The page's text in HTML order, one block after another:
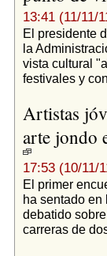
13:41 (11/11/
El presidente
la
vista cultural
festivales y
Artistas
arte jondo
17:53 (10/11/
El primer
ha sentado en
debatido
carreras de